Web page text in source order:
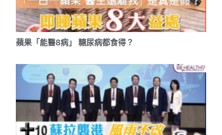
蘋果「能醫8病」糖尿病都食得？